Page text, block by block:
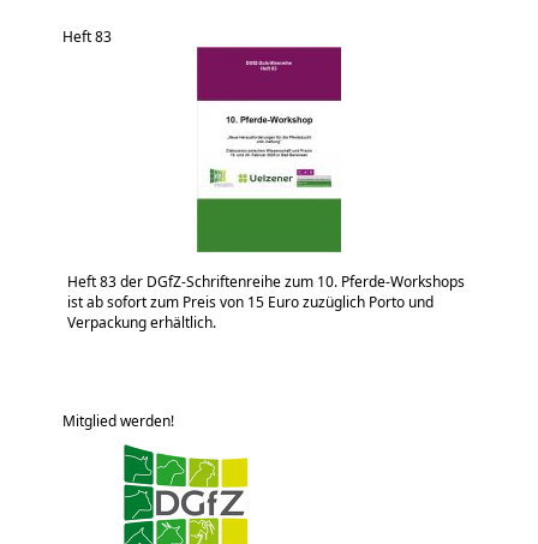
Heft 83
Heft 83 der DGfZ-Schriftenreihe zum 10. Pferde-Workshops
ist ab sofort zum Preis von 15 Euro zuzüglich Porto und
Verpackung erhältlich.
Mitglied werden!